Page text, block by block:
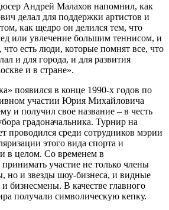
Андрей Малахов напомнил, как
делал для поддержки артистов и
как щедро он делился тем, что
или увлечение большим теннисом, и
есть люди, которые помнят все, что
и для города, и для развития
и в стране».
появился в конце 1990-х годов по
участии Юрия Михайловича
и получил свое название – в честь
градоначальника. Турнир на
проводился среди сотрудников мэрии
этого вида спорта и
в целом. Со временем в
участие не только члены
но и звезды шоу-бизнеса, и видные
бизнесмены. В качестве главного
получали символическую кепку.